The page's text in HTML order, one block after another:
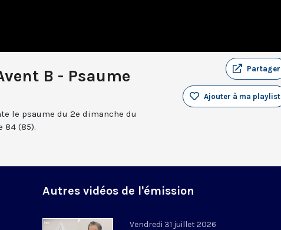
B - Psaume Partager
Ajouter à ma playlist
le psaume du 2e dimanche du
84 (85).
Autres vidéos de l'émission
Vendredi 31 juillet 2026